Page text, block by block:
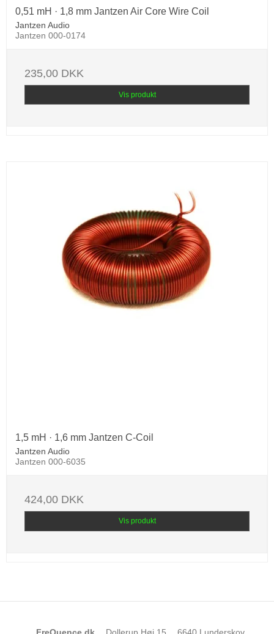
0,51 mH · 1,8 mm Jantzen Air Core Wire Coil
Jantzen Audio
Jantzen 000-0174
235,00 DKK
Vis produkt
1,5 mH · 1,6 mm Jantzen C-Coil
Jantzen Audio
Jantzen 000-6035
424,00 DKK
Vis produkt